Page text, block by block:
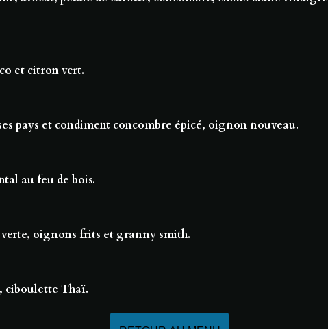
et citron vert.
pays et condiment concombre épicé, oignon nouveau.
au feu de bois.
oignons frits et granny smith.
ciboulette Thaï.